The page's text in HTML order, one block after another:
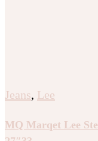
Jeans, Lee
MQ Marqet Lee